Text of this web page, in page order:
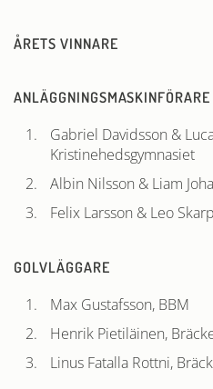
ÅRETS VINNARE
ANLÄGGNINGSMASKINFÖRARE
Gabriel Davidsson &
Kristinehedsgymnasiet
Albin Nilsson & Liam
Felix Larsson & Leo
GOLVLÄGGARE
Max Gustafsson, BBM
Henrik Pietiläinen,
Linus Fatalla Rottni,